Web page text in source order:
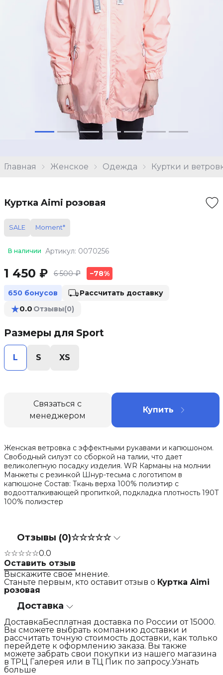
Главная Женское Одежда Куртки и
Куртка Aimi розовая
SALE Moment*
В наличии Артикул: 0070256
1 450 ₽ 6 500 ₽ −78%
650 бонусов Рассчитать доставку
★0.0 Отзывы(0)
Размеры для Sport
L S XS
Купить
Связаться с
менеджером
Женская ветровка с эффектными рукавами и капюшоном.
Свободный силуэт со сборкой на талии, что дает
великолепную посадку изделия. WR Карманы на молнии
Манжеты с резинкой Шнур-тесьма с логотипом в
капюшоне Состав: Ткань верха 100% полиэтир с
водоотталкивающей пропиткой, подкладка плотность 190Т
100% полиэстер
Отзывы (0)☆☆☆☆☆
☆☆☆☆☆0.0
Оставить отзыв
Выскажите свое мнение.
Станьте первым, кто оставит отзыв о Куртка Aimi
розовая
Доставка
ДоставкаБесплатная доставка по России от 15000.
Вы сможете выбрать компанию доставки и
рассчитать точную стоимость доставки, как только
перейдете к оформлению заказа. Вы также
можете забрать свои покупки из нашего магазина
в ТРЦ Галерея или в ТЦ Пик по запросу.Узнать
больше